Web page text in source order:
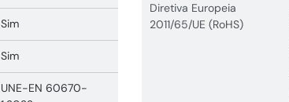
Sim
Sim
UNE-EN 60670-
Diretiva Europeia
2011/65/UE (RoHS)